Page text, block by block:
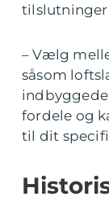
tilslutninger
– Vælg
såsom
indbyggede
fordele og
til dit